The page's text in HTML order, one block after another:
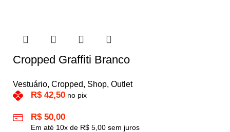
Cropped Graffiti Branco
Vestuário, Cropped, Shop, Outlet
R$42,50 no pix
R$50,00
Em até 10x de R$ 5,00 sem juros